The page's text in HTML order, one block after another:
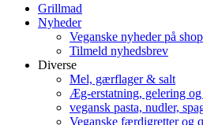
Grillmad
Nyheder
Veganske nyheder på
Tilmeld nyhedsbrev
Diverse
Mel, gærflager & salt
Æg-erstatning, gelering og
vegansk pasta, nudler,
Veganske færdigretter og